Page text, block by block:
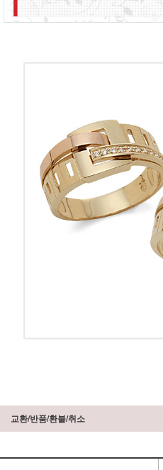
교환/반품/환불/취소